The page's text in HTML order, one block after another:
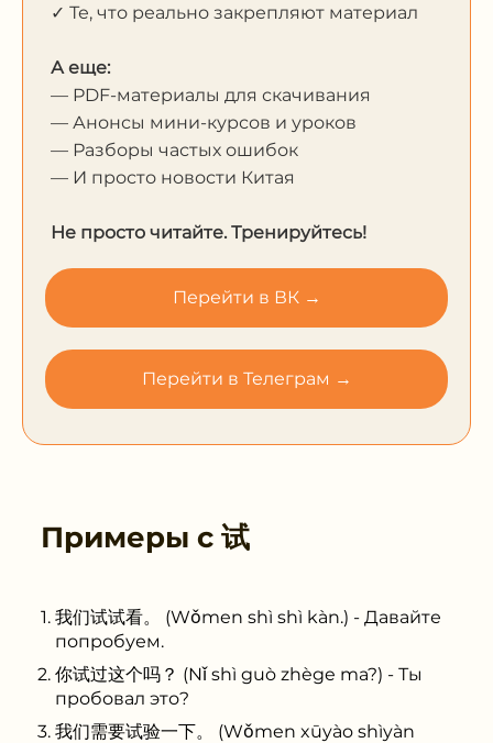
✓ Те, что реально закрепляют материал
А еще:
— PDF-материалы для скачивания
— Анонсы мини-курсов и уроков
— Разборы частых ошибок
— И просто новости Китая
Не просто читайте. Тренируйтесь!
Перейти в ВК →
Перейти в Телеграм →
Примеры с 试
我们试试看。 (Wǒmen shì shì kàn.) - Давайте
попробуем.
你试过这个吗？ (Nǐ shì guò zhège ma?) - Ты
пробовал это?
我们需要试验一下。 (Wǒmen xūyào shìyàn